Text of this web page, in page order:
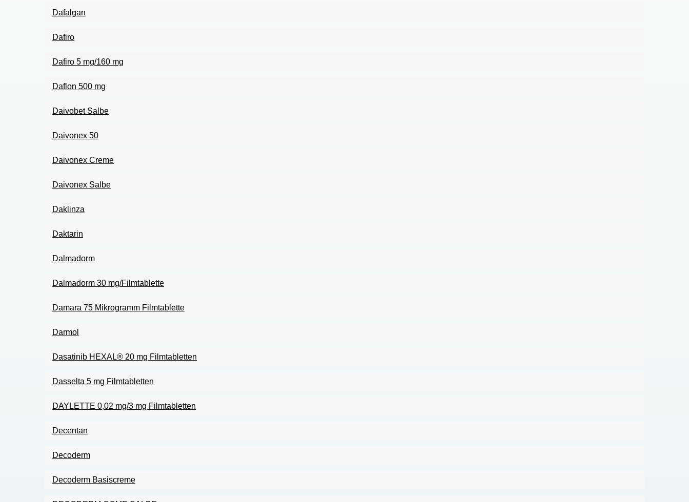
Dafalgan
Dafiro
Dafiro 5 mg/160 mg
Daflon 500 mg
Daivobet Salbe
Daivonex 50
Daivonex Creme
Daivonex Salbe
Daklinza
Daktarin
Dalmadorm
Dalmadorm 30 mg/Filmtablette
Damara 75 Mikrogramm Filmtablette
Darmol
Dasatinib HEXAL® 20 mg Filmtabletten
Dasselta 5 mg Filmtabletten
DAYLETTE 0,02 mg/3 mg Filmtabletten
Decentan
Decoderm
Decoderm Basiscreme